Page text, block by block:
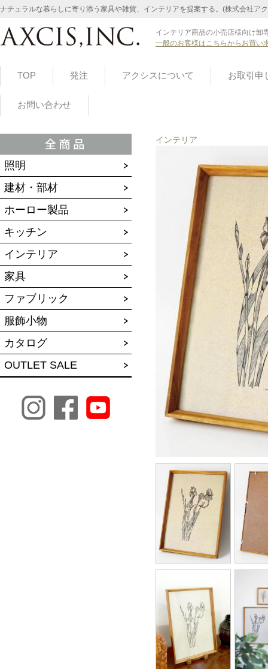
ナチュラルな暮らしに寄り添う家具や雑貨、インテリアを提案する。(株式会社ア
インテリア商品の小売店様向け卸
一般のお客様はこちらからお買い
TOP 発注 アクシスについて お取引申
お問い合わせ
照明
建材・部材
ホーロー製品
キッチン
インテリア
家具
ファブリック
服飾小物
カタログ
OUTLET SALE
インテリア